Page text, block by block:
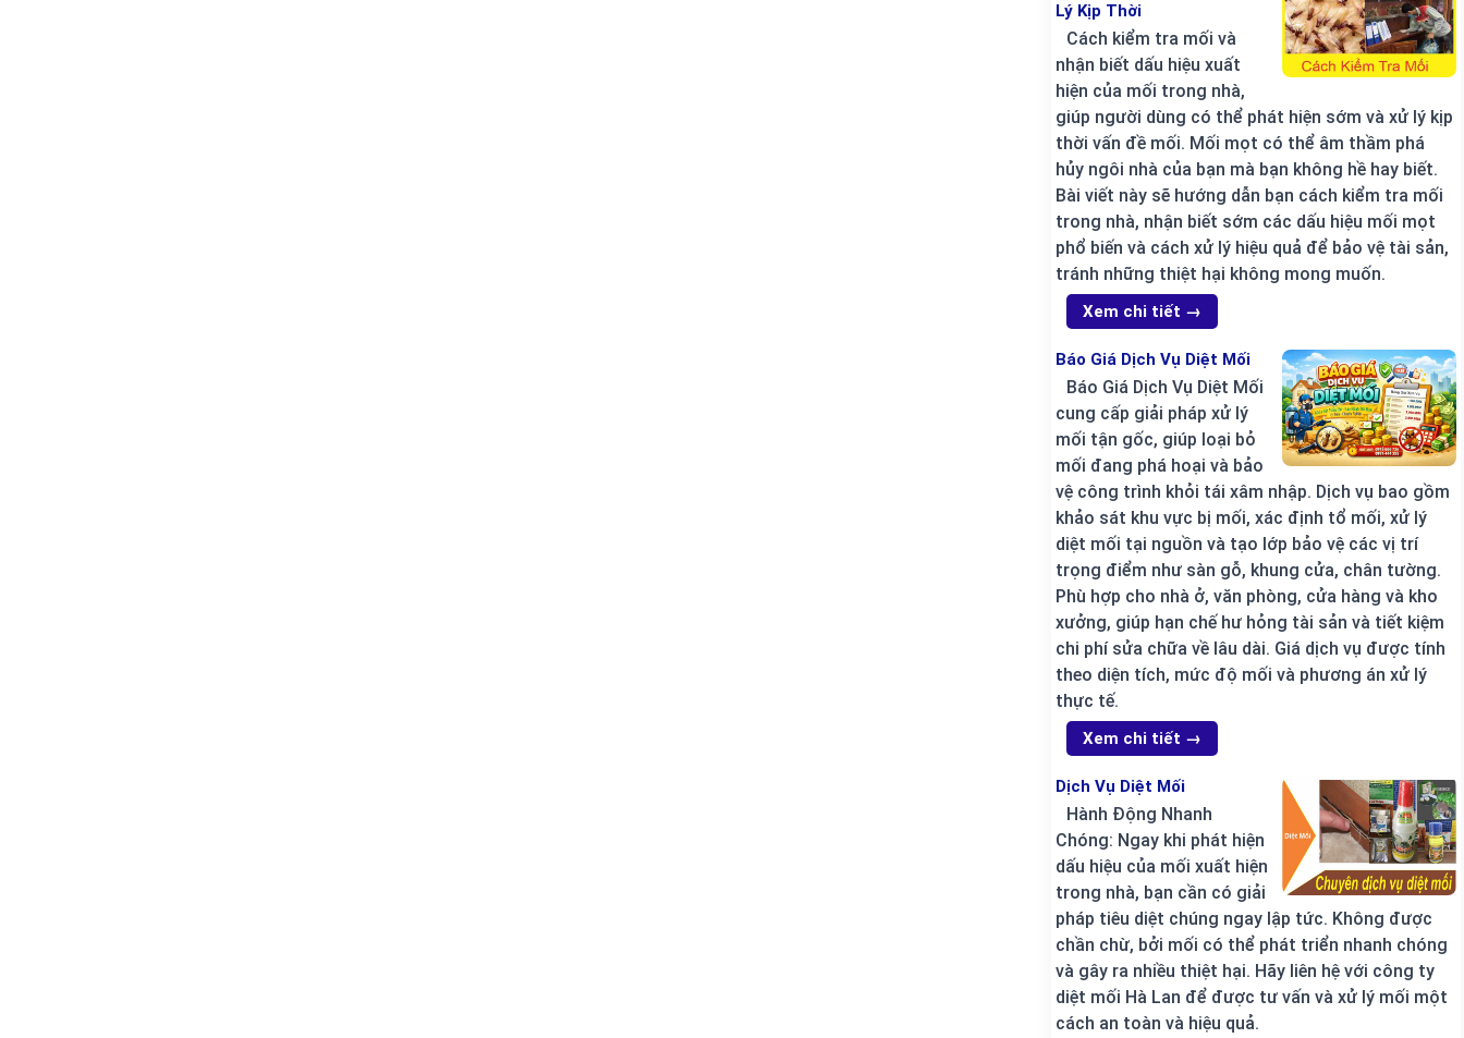
Lý Kịp Thời
Cách kiểm tra mối và
nhận biết dấu hiệu xuất
hiện của mối trong nhà,
giúp người dùng có thể phát hiện sớm và xử lý kịp
thời vấn đề mối. Mối mọt có thể âm thầm phá
hủy ngôi nhà của bạn mà bạn không hề hay biết.
Bài viết này sẽ hướng dẫn bạn cách kiểm tra mối
trong nhà, nhận biết sớm các dấu hiệu mối mọt
phổ biến và cách xử lý hiệu quả để bảo vệ tài sản,
tránh những thiệt hại không mong muốn.
Xem chi tiết →
Báo Giá Dịch Vụ Diệt Mối
Báo Giá Dịch Vụ Diệt Mối
cung cấp giải pháp xử lý
mối tận gốc, giúp loại bỏ
mối đang phá hoại và bảo
vệ công trình khỏi tái xâm nhập. Dịch vụ bao gồm
khảo sát khu vực bị mối, xác định tổ mối, xử lý
diệt mối tại nguồn và tạo lớp bảo vệ các vị trí
trọng điểm như sàn gỗ, khung cửa, chân tường.
Phù hợp cho nhà ở, văn phòng, cửa hàng và kho
xưởng, giúp hạn chế hư hỏng tài sản và tiết kiệm
chi phí sửa chữa về lâu dài. Giá dịch vụ được tính
theo diện tích, mức độ mối và phương án xử lý
thực tế.
Xem chi tiết →
Dịch Vụ Diệt Mối
Hành Động Nhanh
Chóng: Ngay khi phát hiện
dấu hiệu của mối xuất hiện
trong nhà, bạn cần có giải
pháp tiêu diệt chúng ngay lập tức. Không được
chần chừ, bởi mối có thể phát triển nhanh chóng
và gây ra nhiều thiệt hại. Hãy liên hệ với công ty
diệt mối Hà Lan để được tư vấn và xử lý mối một
cách an toàn và hiệu quả.